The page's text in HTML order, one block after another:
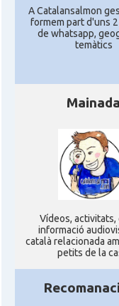
A Catalansalmon
formem part d'uns
de whatsapp,
temàtics
Mainada
Ví­deos, activitats,
informació
català relacionada
petits de la